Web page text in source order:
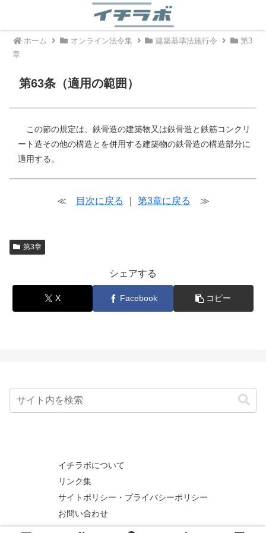
ホーム オンライン法令集 建築基準法施行令
第3
章
第63条（適用の範囲）
この節の規定は、鉄骨造の建築物又は鉄骨造と鉄筋コンクリ
ート造その他の構造とを併用する建築物の鉄骨造の構造部分に
適用する。
≪ 目次に戻る 第3章に戻る ≫
第3章
シェアする
X Facebook コピー
イチラボについて
リンク集
サイトポリシー・プライバシーポリシー
お問い合わせ